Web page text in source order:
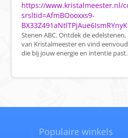
https://www.kristalmeester.nl/
srsltid=AfmBOooxxs9-
Stenen ABC. Ontdek de
van Kristalmeester en vind
die bij jouw energie en intentie past.
Populaire winkels